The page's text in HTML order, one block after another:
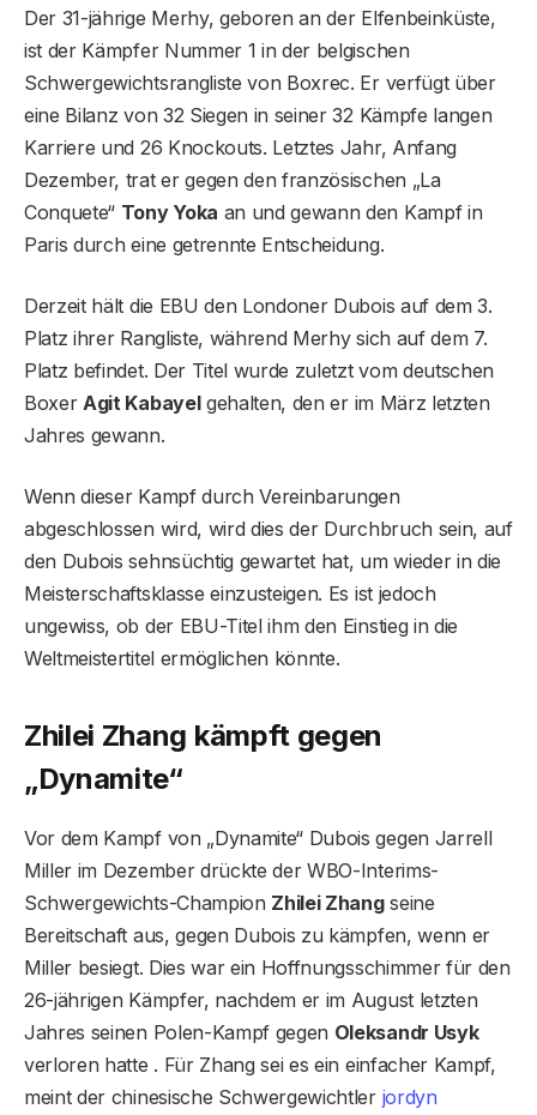
Der 31-jährige Merhy, geboren an der Elfenbeinküste,
ist der Kämpfer Nummer 1 in der belgischen
Schwergewichtsrangliste von Boxrec. Er verfügt über
eine Bilanz von 32 Siegen in seiner 32 Kämpfe langen
Karriere und 26 Knockouts. Letztes Jahr, Anfang
Dezember, trat er gegen den französischen „La
Conquete“ Tony Yoka an und gewann den Kampf in
Paris durch eine getrennte Entscheidung.
Derzeit hält die EBU den Londoner Dubois auf dem 3.
Platz ihrer Rangliste, während Merhy sich auf dem 7.
Platz befindet. Der Titel wurde zuletzt vom deutschen
BoxerAgit Kabayelgehalten, den er im März letzten
Jahres gewann.
Wenn dieser Kampf durch Vereinbarungen
abgeschlossen wird, wird dies der Durchbruch sein, auf
den Dubois sehnsüchtig gewartet hat, um wieder in die
Meisterschaftsklasse einzusteigen. Es ist jedoch
ungewiss, ob der EBU-Titel ihm den Einstieg in die
Weltmeistertitel ermöglichen könnte.
Zhilei Zhang kämpft gegen
„Dynamite“
Vor dem Kampf von „Dynamite“ Dubois gegen Jarrell
Miller im Dezember drückte der WBO-Interims-
Schwergewichts-Champion Zhilei Zhangseine
Bereitschaft aus, gegen Dubois zu kämpfen, wenn er
Miller besiegt. Dies war ein Hoffnungsschimmer für den
26-jährigen Kämpfer, nachdem er im August letzten
Jahres seinen Polen-Kampf gegen Oleksandr Usyk
verloren hatte . Für Zhang sei es ein einfacher Kampf,
meint der chinesische Schwergewichtler jordyn